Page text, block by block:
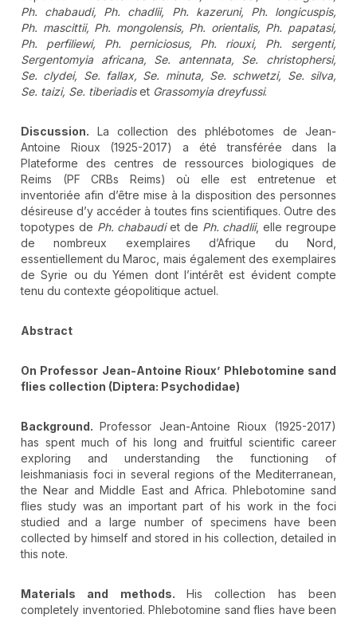
Ph. chabaudi, Ph. chadlii, Ph. kazeruni, Ph. longicuspis,
Ph. mascittii, Ph. mongolensis, Ph. orientalis, Ph. papatasi,
Ph. perfiliewi, Ph. perniciosus, Ph. riouxi, Ph. sergenti,
Sergentomyia africana, Se. antennata, Se. christophersi,
Se. clydei, Se. fallax, Se. minuta, Se. schwetzi, Se. silva,
Se. taizi, Se. tiberiadiset Grassomyia dreyfussi.
Discussion. La collection des phlébotomes de Jean-
Antoine Rioux (1925-2017) a été transférée dans la
Plateforme des centres de ressources biologiques de
Reims (PF CRBs Reims) où elle est entretenue et
inventoriée afin d’être mise à la disposition des personnes
désireuse d’y accéder à toutes fins scientifiques. Outre des
topotypes de Ph. chabaudiet de Ph. chadlii, elle regroupe
de nombreux exemplaires d’Afrique du Nord,
essentiellement du Maroc, mais également des exemplaires
de Syrie ou du Yémen dont l’intérêt est évident compte
tenu du contexte géopolitique actuel.
Abstract
On Professor Jean-Antoine Rioux’ Phlebotomine sand
flies collection (Diptera: Psychodidae)
Background.Professor Jean-Antoine Rioux (1925-2017)
has spent much of his long and fruitful scientific career
exploring and understanding the functioning of
leishmaniasis foci in several regions of the Mediterranean,
the Near and Middle East and Africa. Phlebotomine sand
flies study was an important part of his work in the foci
studied and a large number of specimens have been
collected by himself and stored in his collection, detailed in
this note.
Materials and methods. His collection has been
completely inventoried. Phlebotomine sand flies have been